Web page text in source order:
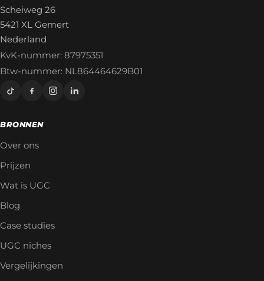
Scheiweg 26
5421 XL Gemert
Nederland
KvK-nummer: 87975351
Btw-nummer: NL864464629B01
BRONNEN
Over ons
Prijzen
Wat is UGC
Blog
Case studies
UGC niches
Vergelijkingen